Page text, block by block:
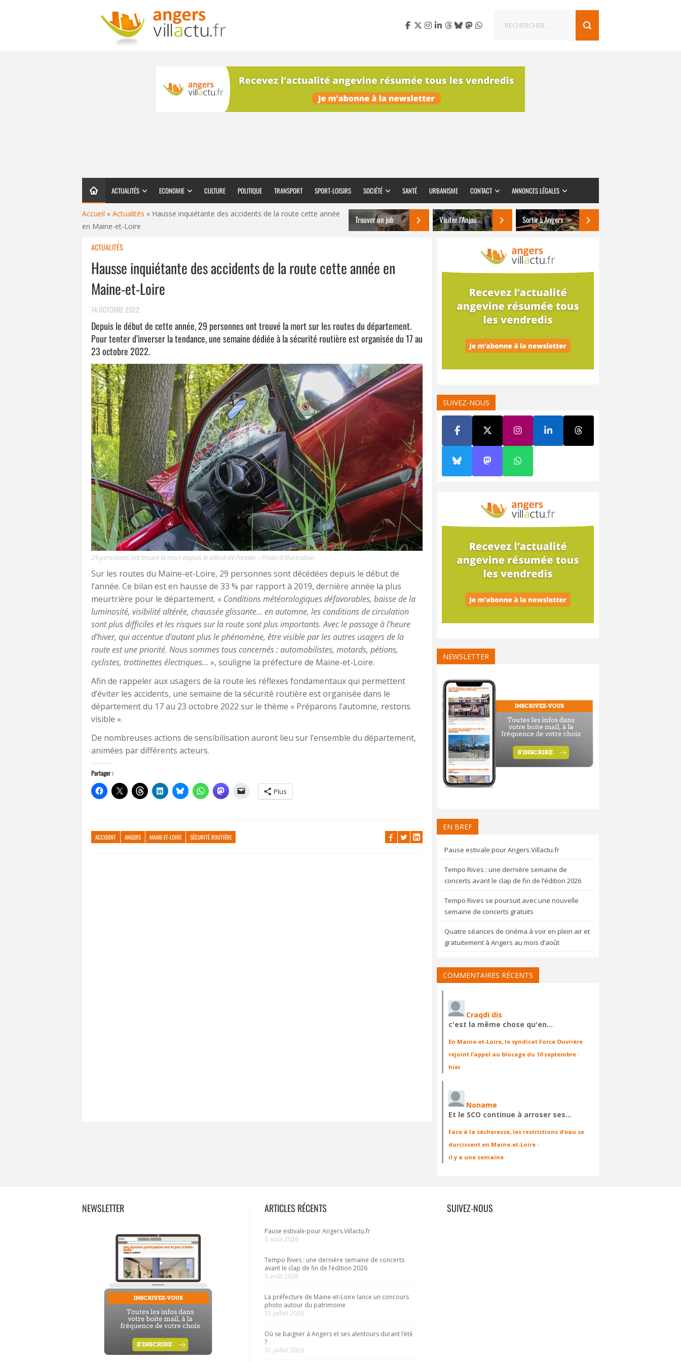
ACTUALITÉS ECONOMIE CULTURE POLITIQUE TRANSPORT SPORT-LOISIRS SOCIÉTÉ SANTÉ URBANISME CONTACT ANNONCES LÉGALES
Accueil » Actualités » Hausse inquiétante des accidents de la route cette année
en Maine-et-Loire
Trouver un job Visiter l’Anjou Sortir à Angers
ACTUALITÉS
Hausse inquiétante des accidents de la route cette année en
Maine-et-Loire
14 OCTOBRE 2022
Depuis le début de cette année, 29 personnes ont trouvé la mort sur les routes du département.
Pour tenter d’inverser la tendance, une semaine dédiée à la sécurité routière est organisée du 17 au
23 octobre 2022.
29 personnes ont trouvé la mort depuis le début de l’année – Photo d’illustration.
Sur les routes du Maine-et-Loire, 29 personnes sont décédées depuis le début de
l’année. Ce bilan est en hausse de 33 % par rapport à 2019, dernière année la plus
meurtrière pour le département. « Conditions météorologiques défavorables, baisse de la
luminosité, visibilité altérée, chaussée glissante… en automne, les conditions de circulation
sont plus difficiles et les risques sur la route sont plus importants. Avec le passage à l’heure
d’hiver, qui accentue d’autant plus le phénomène, être visible par les autres usagers de la
route est une priorité. Nous sommes tous concernés : automobilistes, motards, pétions,
cyclistes, trottinettes électriques… », souligne la préfecture de Maine-et-Loire.
Afin de rappeler aux usagers de la route les réflexes fondamentaux qui permettent
d’éviter les accidents, une semaine de la sécurité routière est organisée dans le
département du 17 au 23 octobre 2022 sur le thème « Préparons l’automne, restons
visible ».
De nombreuses actions de sensibilisation auront lieu sur l’ensemble du département,
animées par différents acteurs.
Partager :
Plus
ACCIDENT ANGERS MAINE-ET-LOIRE SÉCURITÉ ROUTIÈRE
SUIVEZ-NOUS
NEWSLETTER
EN BREF
Pause estivale pour Angers.Villactu.fr
Tempo Rives : une dernière semaine de
concerts avant le clap de fin de l’édition 2026
Tempo Rives se poursuit avec une nouvelle
semaine de concerts gratuits
Quatre séances de cinéma à voir en plein air et
gratuitement à Angers au mois d’août
COMMENTAIRES RÉCENTS
Craqdi dis
c'est la même chose qu'en…
En Maine-et-Loire, le syndicat Force Ouvrière
rejoint l’appel au blocage du 10 septembre ·
hier
Noname
Et le SCO continue à arroser ses…
Face à la sécheresse, les restrictions d’eau se
durcissent en Maine-et-Loire ·
il y a une semaine
NEWSLETTER ARTICLES RÉCENTS
Pause estivale pour Angers.Villactu.fr
3 août 2026
Tempo Rives : une dernière semaine de concerts
avant le clap de fin de l’édition 2026
3 août 2026
La préfecture de Maine-et-Loire lance un concours
photo autour du patrimoine
31 juillet 2026
Où se baigner à Angers et ses alentours durant l’été
?
31 juillet 2026
SUIVEZ-NOUS